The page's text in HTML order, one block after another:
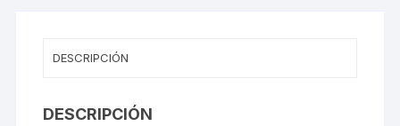
DESCRIPCIÓN
DESCRIPCIÓN